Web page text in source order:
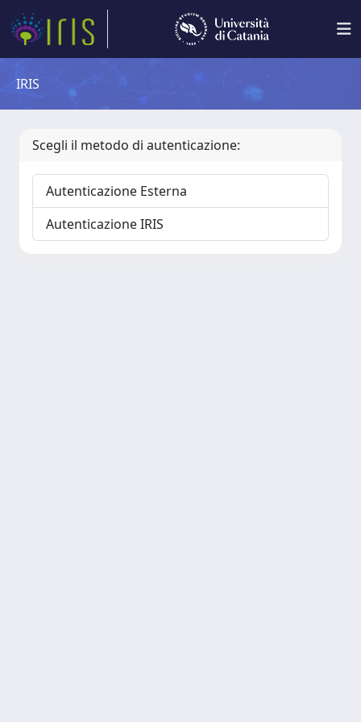
IRIS
Scegli il metodo di autenticazione:
Autenticazione Esterna
Autenticazione IRIS